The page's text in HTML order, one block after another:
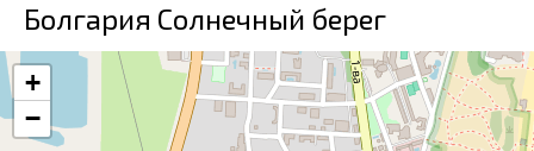
Болгария Солнечный берег
+
−